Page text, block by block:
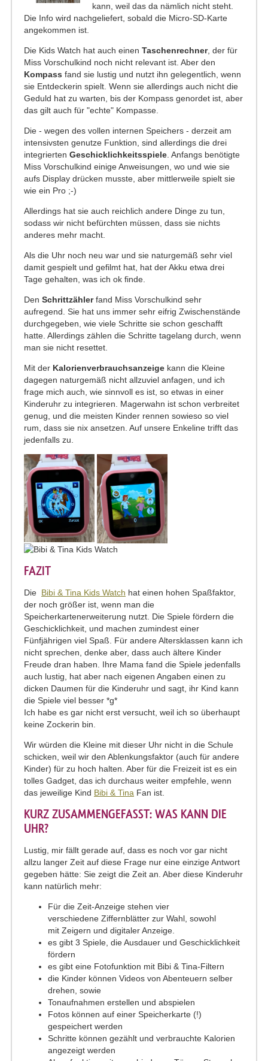
kann, weil das da nämlich nicht steht.
Die Info wird nachgeliefert, sobald die Micro-SD-Karte
angekommen ist.
Die Kids Watch hat auch einen Taschenrechner, der für
Miss Vorschulkind noch nicht relevant ist. Aber den
Kompass fand sie lustig und nutzt ihn gelegentlich, wenn
sie Entdeckerin spielt. Wenn sie allerdings auch nicht die
Geduld hat zu warten, bis der Kompass genordet ist, aber
das gilt auch für "echte" Kompasse.
Die - wegen des vollen internen Speichers - derzeit am
intensivsten genutze Funktion, sind allerdings die drei
integrierten Geschicklichkeitsspiele . Anfangs benötigte
Miss Vorschulkind einige Anweisungen, wo und wie sie
aufs Display drücken musste, aber mittlerweile spielt sie
wie ein Pro ;-)
Allerdings hat sie auch reichlich andere Dinge zu tun,
sodass wir nicht befürchten müssen, dass sie nichts
anderes mehr macht.
Als die Uhr noch neu war und sie naturgemäß sehr viel
damit gespielt und gefilmt hat, hat der Akku etwa drei
Tage gehalten, was ich ok finde.
Den Schrittzählerfand Miss Vorschulkind sehr
aufregend. Sie hat uns immer sehr eifrig Zwischenstände
durchgegeben, wie viele Schritte sie schon geschafft
hatte. Allerdings zählen die Schritte tagelang durch, wenn
man sie nicht resettet.
Mit der Kalorienverbrauchsanzeige kann die Kleine
dagegen naturgemäß nicht allzuviel anfagen, und ich
frage mich auch, wie sinnvoll es ist, so etwas in einer
Kinderuhr zu integrieren. Magerwahn ist schon verbreitet
genug, und die meisten Kinder rennen sowieso so viel
rum, dass sie nix ansetzen. Auf unsere Enkeline trifft das
jedenfalls zu.
FAZIT
Die Bibi & Tina Kids Watch hat einen hohen Spaßfaktor,
der noch größer ist, wenn man die
Speicherkartenerweiterung nutzt. Die Spiele fördern die
Geschicklichkeit, und machen zumindest einer
Fünfjährigen viel Spaß. Für andere Altersklassen kann ich
nicht sprechen, denke aber, dass auch ältere Kinder
Freude dran haben. Ihre Mama fand die Spiele jedenfalls
auch lustig, hat aber nach eigenen Angaben einen zu
dicken Daumen für die Kinderuhr und sagt, ihr Kind kann
die Spiele viel besser *g*
Ich habe es gar nicht erst versucht, weil ich so überhaupt
keine Zockerin bin.
Wir würden die Kleine mit dieser Uhr nicht in die Schule
schicken, weil wir den Ablenkungsfaktor (auch für andere
Kinder) für zu hoch halten. Aber für die Freizeit ist es ein
tolles Gadget, das ich durchaus weiter empfehle, wenn
das jeweilige Kind Bibi & Tina Fan ist.
KURZ ZUSAMMENGEFASST: WAS KANN DIE
UHR?
​Lustig, mir fällt gerade auf, dass es noch vor gar nicht
allzu langer Zeit auf diese Frage nur eine einzige Antwort
gegeben hätte: Sie zeigt die Zeit an. Aber diese Kinderuhr
kann natürlich mehr:
Für die Zeit-Anzeige stehen vier
verschiedene Ziffernblätter zur Wahl, sowohl
mit Zeigern und digitaler Anzeige.
es gibt 3 Spiele, die Ausdauer und Geschicklichkeit
fördern
es gibt eine Fotofunktion mit Bibi & Tina-Filtern
die Kinder können Videos von Abenteuern selber
drehen, sowie
Tonaufnahmen erstellen und abspielen
Fotos können auf einer Speicherkarte (!)
gespeichert werden
Schritte können gezählt und verbrauchte Kalorien
angezeigt werden